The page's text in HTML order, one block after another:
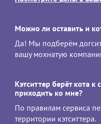
Можно ли оставить и
Да! Мы подберём
вашу мохнатую
Кэтситтер берёт кота
приходить ко мне?
По правилам сервиса
территории кэтситтера.